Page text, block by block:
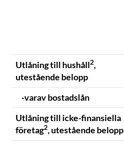
Utlåning till hushåll2,
utestående belopp
-varav bostadslån
Utlåning till icke-finansiella
företag2, utestående belopp